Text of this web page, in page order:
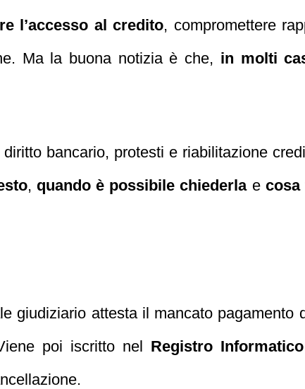
l’accesso al credito, compromettere
Ma la buona notizia è che, in molti
bancario, protesti e riabilitazione
, quando è possibile chiederlae cosa
giudiziario attesta il mancato pagamento
poi iscritto nel Registro